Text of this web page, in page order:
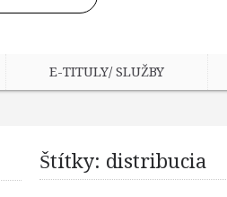
E-TITULY/ SLUŽBY
Štítky: distribucia